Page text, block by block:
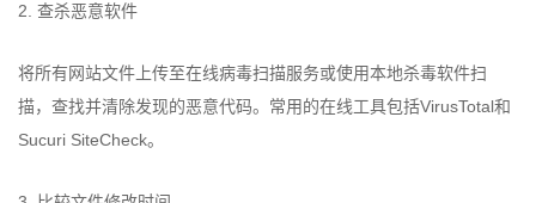
2. 查杀恶意软件
将所有网站文件上传至在线病毒扫描服务或使用本地杀毒软件扫
描，查找并清除发现的恶意代码。常用的在线工具包括VirusTotal和
Sucuri SiteCheck。